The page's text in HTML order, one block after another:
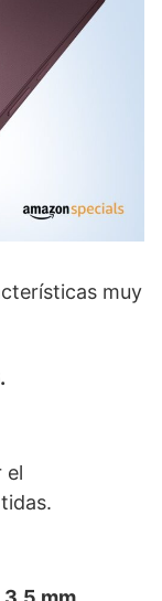
muy
el